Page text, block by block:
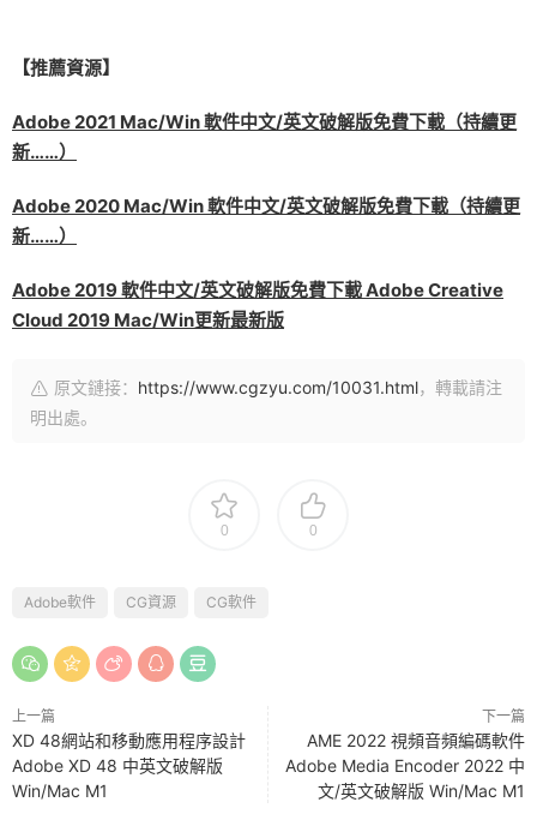
【推薦資源】
Adobe 2021 Mac/Win 軟件中文/英文破解版免費下載（持續更
新……）
Adobe 2020 Mac/Win 軟件中文/英文破解版免費下載（持續更
新……）
Adobe 2019 軟件中文/英文破解版免費下載 Adobe Creative
Cloud 2019 Mac/Win更新最新版
原文鏈接： https://www.cgzyu.com/10031.html，轉載請注
明出處。
0 0
Adobe軟件 CG資源 CG軟件
上一篇
XD 48網站和移動應用程序設計
Adobe XD 48 中英文破解版
Win/Mac M1
下一篇
AME 2022 視頻音頻編碼軟件
Adobe Media Encoder 2022 中
文/英文破解版 Win/Mac M1